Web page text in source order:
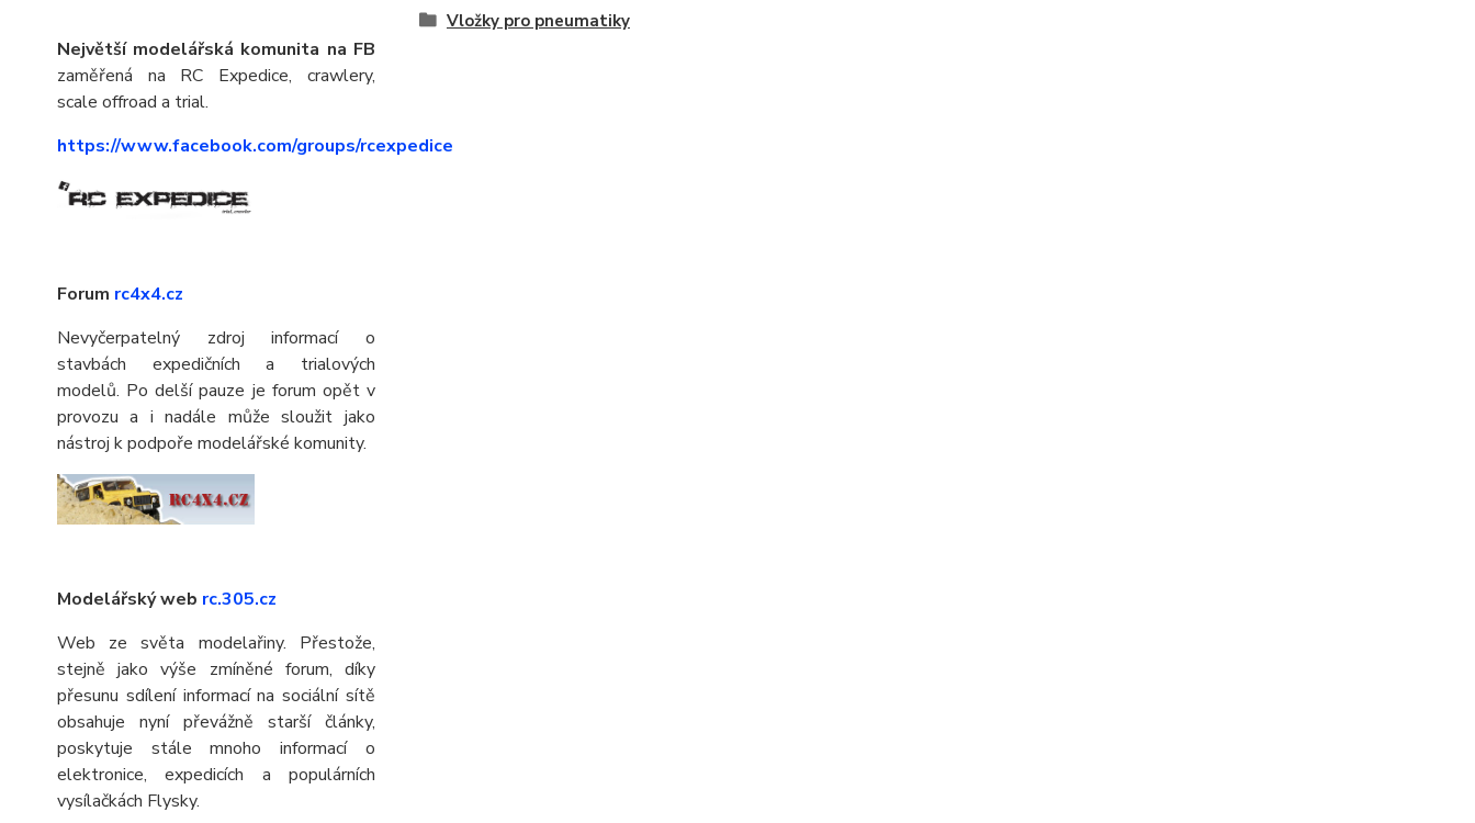
Největší modelářská komunita na FB
zaměřená na RC Expedice, crawlery,
scale offroad a trial.
https://www.facebook.com/groups/rcexpedice
Forum rc4x4.cz
Nevyčerpatelný zdroj informací o
stavbách expedičních a trialových
modelů. Po delší pauze je forum opět v
provozu a i nadále může sloužit jako
nástroj k podpoře modelářské komunity.
Modelářský web rc.305.cz
Web ze světa modelařiny. Přestože,
stejně jako výše zmíněné forum, díky
přesunu sdílení informací na sociální sítě
obsahuje nyní převážně starší články,
poskytuje stále mnoho informací o
elektronice, expedicích a populárních
vysílačkách Flysky.
Vložky pro pneumatiky